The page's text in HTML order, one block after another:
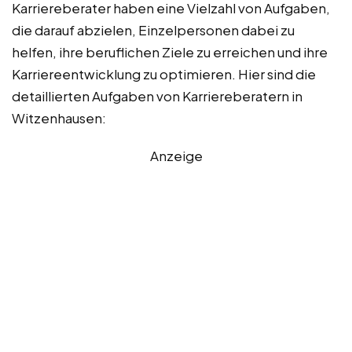
Karriereberater haben eine Vielzahl von Aufgaben,
die darauf abzielen, Einzelpersonen dabei zu
helfen, ihre beruflichen Ziele zu erreichen und ihre
Karriereentwicklung zu optimieren. Hier sind die
detaillierten Aufgaben von Karriereberatern in
Witzenhausen:
Anzeige